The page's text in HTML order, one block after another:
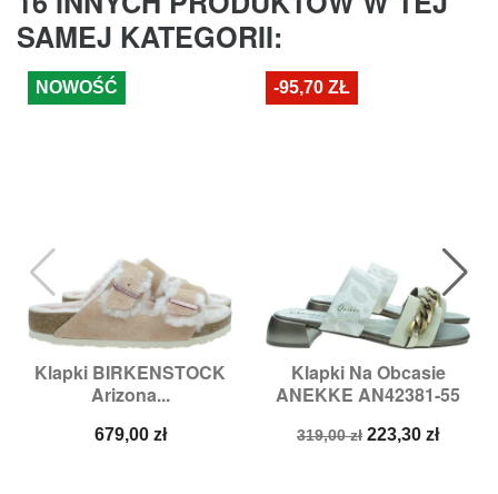
SAMEJ KATEGORII:
Klapki BIRKENSTOCK
Arizona...
Cena
679,00 zł
NOWOŚĆ
Klapki Na Obcasie
ANEKKE AN42381-55
Cena
319,00 zł Cena
223,30 zł
-95,70 ZŁ